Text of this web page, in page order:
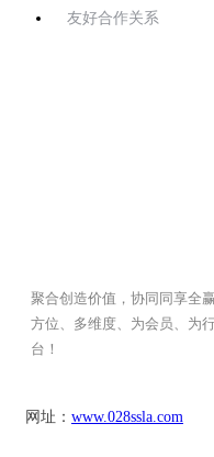
友好合作关系
聚合创造价值，协同同享全
方位、多维度、为会员、为
台！
网址： www.028ssla.com